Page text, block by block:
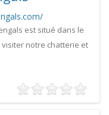
est situé dans le
visiter notre chatterie et